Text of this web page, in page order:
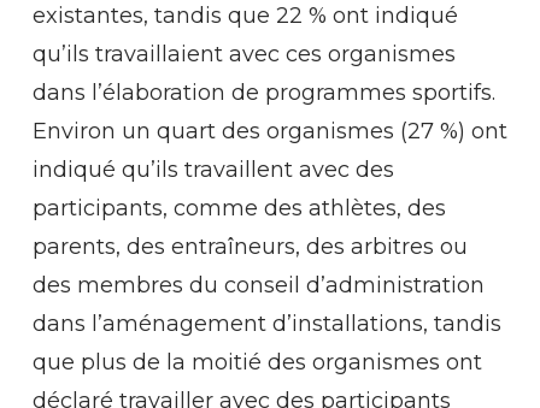
existantes, tandis que 22 % ont indiqué
qu’ils travaillaient avec ces organismes
dans l’élaboration de programmes sportifs.
Environ un quart des organismes (27 %) ont
indiqué qu’ils travaillent avec des
participants, comme des athlètes, des
parents, des entraîneurs, des arbitres ou
des membres du conseil d’administration
dans l’aménagement d’installations, tandis
que plus de la moitié des organismes ont
déclaré travailler avec des participants